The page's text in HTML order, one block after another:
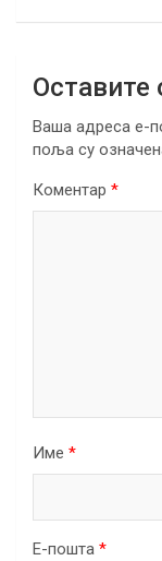
Оставите
Ваша адреса е-
поља су
Коментар *
Име *
Е-пошта *